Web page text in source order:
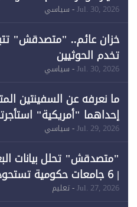
لـ"الطاقة المتجددة" (1)
Jul. 30, 2026- سياسي
خزان عائم.. "متصدقش"
تخدم الحوثيين
Jul. 30, 2026- سياسي
ما نعرفه عن السفينتين
إحداهما "أمريكية"
احتياجات الطاقة
Jul. 29, 2026- سياسي
"متصدقش" تحلل بيانات
Jul. 27, 2026- تعليم